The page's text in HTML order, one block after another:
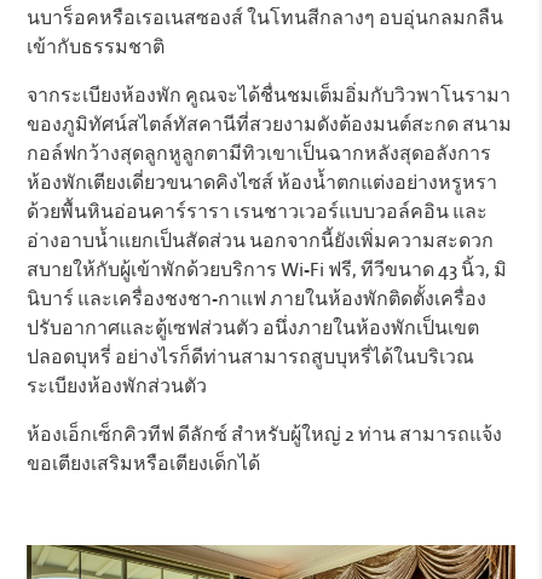
นบาร็อคหรือเรอเนสซองส์ ในโทนสีกลางๆ อบอุ่นกลมกลืน
เข้ากับธรรมชาติ
จากระเบียงห้องพัก คูณจะได้ชื่นชมเต็มอิ่มกับวิวพาโนรามา
ของภูมิทัศน์สไตล์ทัสคานีที่สวยงามดังต้องมนต์สะกด สนาม
กอล์ฟกว้างสุดลูกหูลูกตามีทิวเขาเป็นฉากหลังสุดอลังการ
ห้องพักเตียงเดี่ยวขนาดคิงไซส์ ห้องน้ำตกแต่งอย่างหรูหรา
ด้วยพื้นหินอ่อนคาร์รารา เรนชาวเวอร์แบบวอล์คอิน และ
อ่างอาบน้ำแยกเป็นสัดส่วน นอกจากนี้ยังเพิ่มความสะดวก
สบายให้กับผู้เข้าพักด้วยบริการ Wi-Fi ฟรี, ทีวีขนาด 43 นิ้ว, มิ
นิบาร์ และเครื่องชงชา-กาแฟ ภายในห้องพักติดตั้งเครื่อง
ปรับอากาศและตู้เซฟส่วนตัว อนึ่งภายในห้องพักเป็นเขต
ปลอดบุหรี่ อย่างไรก็ดีท่านสามารถสูบบุหรี่ได้ในบริเวณ
ระเบียงห้องพักส่วนตัว
ห้องเอ็กเซ็กคิวทีฟ ดีลักซ์ สำหรับผู้ใหญ่ 2 ท่าน สามารถแจ้ง
ขอเตียงเสริมหรือเตียงเด็กได้